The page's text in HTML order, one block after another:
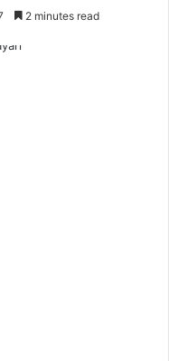
2 minutes read